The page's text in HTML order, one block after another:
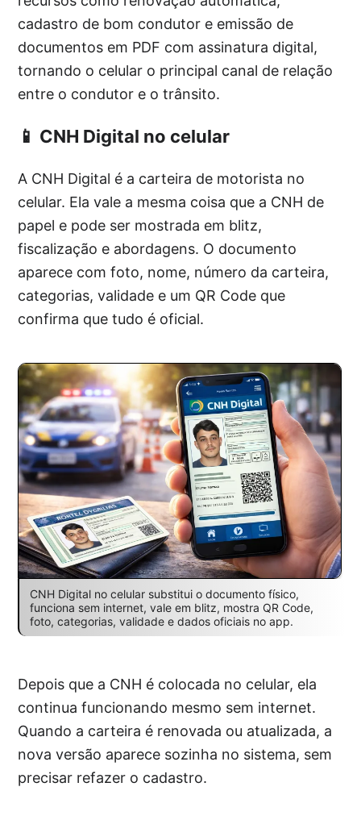
cadastro de bom condutor e emissão de
documentos em PDF com assinatura digital,
tornando o celular o principal canal de relação
entre o condutor e o trânsito.
📱 CNH Digital no celular
A CNH Digital é a carteira de motorista no
celular. Ela vale a mesma coisa que a CNH de
papel e pode ser mostrada em blitz,
fiscalização e abordagens. O documento
aparece com foto, nome, número da carteira,
categorias, validade e um QR Code que
confirma que tudo é oficial.
CNH Digital no celular substitui o documento físico,
funciona sem internet, vale em blitz, mostra QR Code,
foto, categorias, validade e dados oficiais no app.
Depois que a CNH é colocada no celular, ela
continua funcionando mesmo sem internet.
Quando a carteira é renovada ou atualizada, a
nova versão aparece sozinha no sistema, sem
precisar refazer o cadastro.